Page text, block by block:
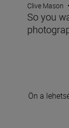
Clive Mason •
So you
Ön a